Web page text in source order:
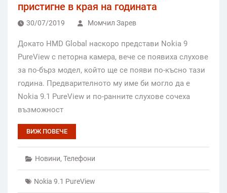
пристигне в края на годината
30/07/2019 Момчил Зарев
Докато HMD Global наскоро представи Nokia 9
PureView с петорна камера, вече се появиха слухове
за по-бърз модел, който ще се появи по-късно тази
година. Предварителното му име би могло да е
Nokia 9.1 PureView и по-ранните слухове сочеха
възможност
ВИЖ ПОВЕЧЕ
Новини, Телефони
Nokia 9.1 PureView